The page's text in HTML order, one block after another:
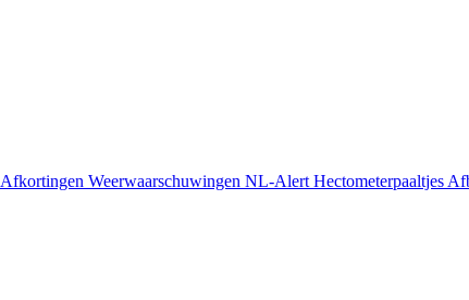
Afkortingen Weerwaarschuwingen NL-Alert Hectometerpaaltjes